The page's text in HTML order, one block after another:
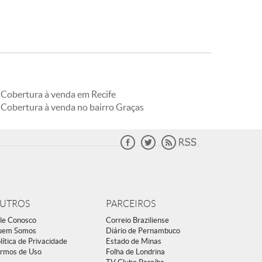
Cobertura à venda em Recife
Cobertura à venda no bairro Graças
Conosco
Somos
de Privacidade
de Uso
PARCEIROS
Correio Braziliense
Diário de Pernambuco
Estado de Minas
Folha de Londrina